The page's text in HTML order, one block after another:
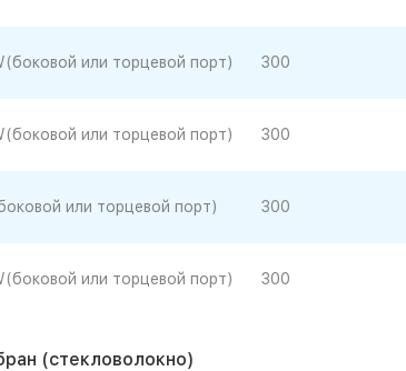
или торцевой порт) 300
или торцевой порт) 300
или торцевой порт) 300
или торцевой порт) 300
(стекловолокно)